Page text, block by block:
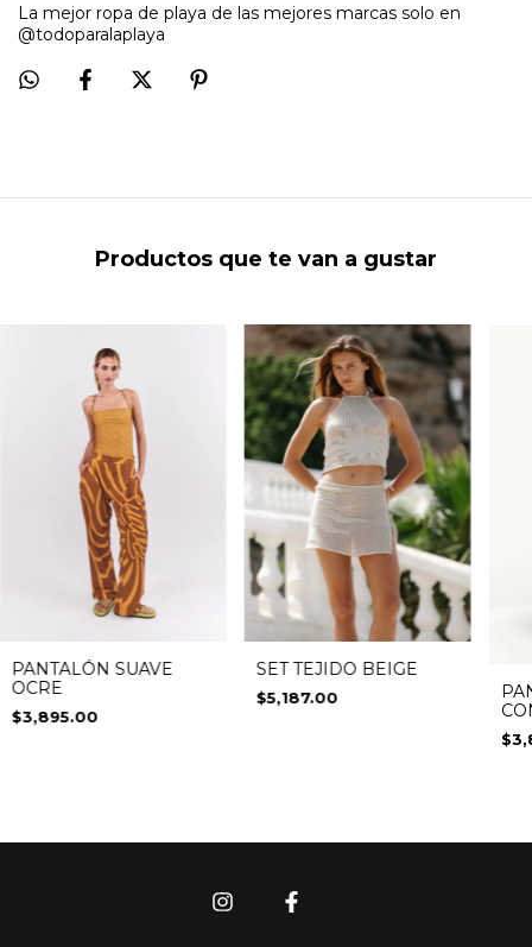
La mejor ropa de playa de las mejores marcas solo en
@todoparalaplaya
Productos que te van a gustar
PANTALÓN SUAVE
OCRE
$3,895.00
SET TEJIDO BEIGE
$5,187.00